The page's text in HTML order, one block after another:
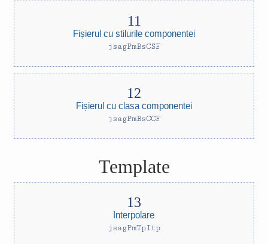
Fișierul cu stilurile componentei
jsagPmBsCSF
Fișierul cu clasa componentei
jsagPmBsCCF
Template
Interpolare
jsagPmTpItp